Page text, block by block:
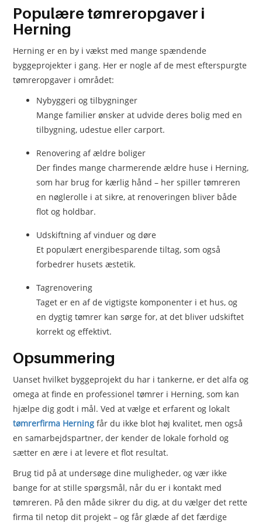
Populære tømreropgaver i
Herning
Herning er en by i vækst med mange spændende
byggeprojekter i gang. Her er nogle af de mest efterspurgte
tømreropgaver i området:
Nybyggeri og tilbygninger
Mange familier ønsker at udvide deres bolig med en
tilbygning, udestue eller carport.
Renovering af ældre boliger
Der findes mange charmerende ældre huse i Herning,
som har brug for kærlig hånd – her spiller tømreren
en nøglerolle i at sikre, at renoveringen bliver både
flot og holdbar.
Udskiftning af vinduer og døre
Et populært energibesparende tiltag, som også
forbedrer husets æstetik.
Tagrenovering
Taget er en af de vigtigste komponenter i et hus, og
en dygtig tømrer kan sørge for, at det bliver udskiftet
korrekt og effektivt.
Opsummering
Uanset hvilket byggeprojekt du har i tankerne, er det alfa og
omega at finde en professionel tømrer i Herning, som kan
hjælpe dig godt i mål. Ved at vælge et erfarent og lokalt
tømrerfirma Herning får du ikke blot høj kvalitet, men også
en samarbejdspartner, der kender de lokale forhold og
sætter en ære i at levere et flot resultat.
Brug tid på at undersøge dine muligheder, og vær ikke
bange for at stille spørgsmål, når du er i kontakt med
tømreren. På den måde sikrer du dig, at du vælger det rette
firma til netop dit projekt – og får glæde af det færdige